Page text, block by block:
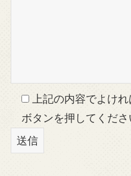
上記の内容でよけ
ボタンを押してくださ